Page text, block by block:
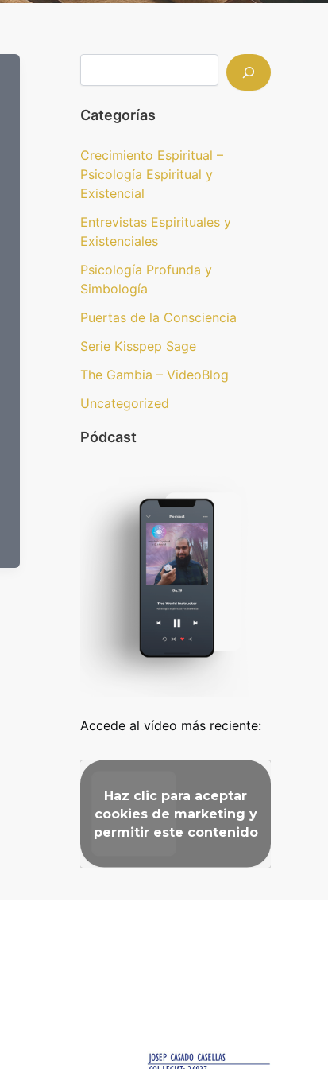
Categorías
Crecimiento Espiritual –
Psicología Espiritual y
Existencial
Entrevistas Espirituales y
Existenciales
Psicología Profunda y
Simbología
Puertas de la Consciencia
Serie Kisspep Sage
The Gambia – VideoBlog
Uncategorized
Pódcast
Accede al vídeo más reciente:
Haz clic para aceptar
cookies de marketing y
permitir este contenido